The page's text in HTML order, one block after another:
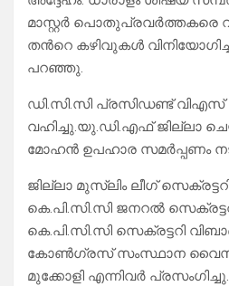
മാസ്റ്റർ പൊതുപ്രവർത്തകരെ
തൻറെ കഴിവുകൾ
പറഞ്ഞു.
ഡി.സി.സി പ്രസിഡണ്ട്
വഹിച്ചു.യു.ഡി.എഫ് ജില്ലാ
മോഹൻ ഉപഹാര സമർപ്പണം
ജില്ലാ മുസ്ലിം ലീഗ്
കെ.പി.സി.സി ജനറൽ
കെ.പി.സി.സി സെക്രട്ടറി
കോൺഗ്രസ് സംസ്ഥാന വൈസ്
മുക്കോളി എന്നിവർ പ്രസംഗിച്ചു.